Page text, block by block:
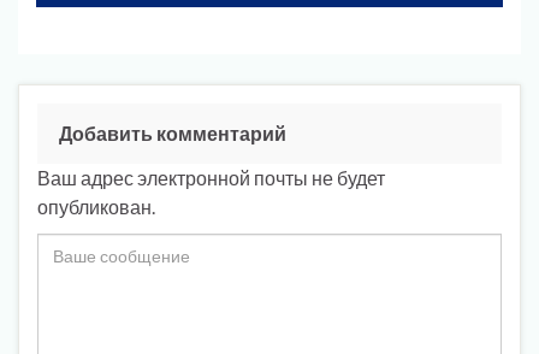
Добавить комментарий
Ваш адрес электронной почты не будет
опубликован.